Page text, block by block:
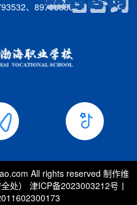
、89793533
All rights reserved 制作维
处） 津ICP备2023003212号 丨